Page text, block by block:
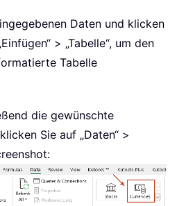
Daten und klicken
> „Tabelle“, um den
Tabelle
die gewünschte
Sie auf „Daten“ >